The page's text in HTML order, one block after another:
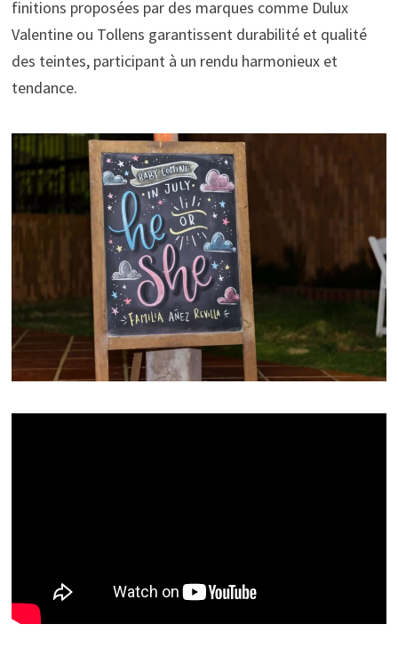
finitions proposées par des marques comme Dulux
Valentine ou Tollens garantissent durabilité et qualité
des teintes, participant à un rendu harmonieux et
tendance.